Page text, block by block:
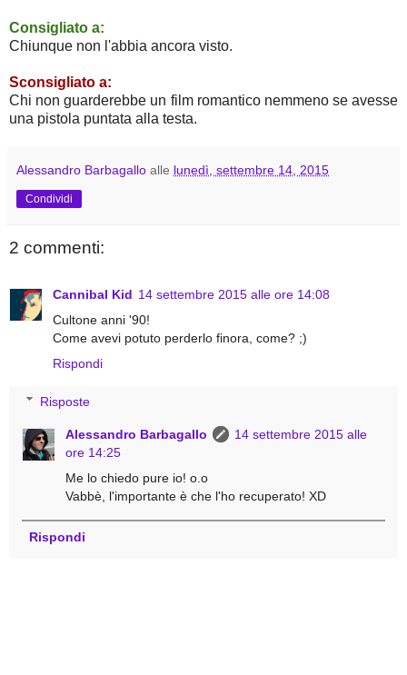
Consigliato a:
Chiunque non l'abbia ancora visto.
Sconsigliato a:
Chi non guarderebbe un film romantico nemmeno se avesse
una pistola puntata alla testa.
Alessandro Barbagallo alle lunedì, settembre 14, 2015
Condividi
2 commenti:
Cannibal Kid 14 settembre 2015 alle ore 14:08
Cultone anni '90!
Come avevi potuto perderlo finora, come? ;)
Rispondi
Risposte
Alessandro Barbagallo
14 settembre 2015 alle
ore 14:25
Me lo chiedo pure io! o.o
Vabbè, l'importante è che l'ho recuperato! XD
Rispondi